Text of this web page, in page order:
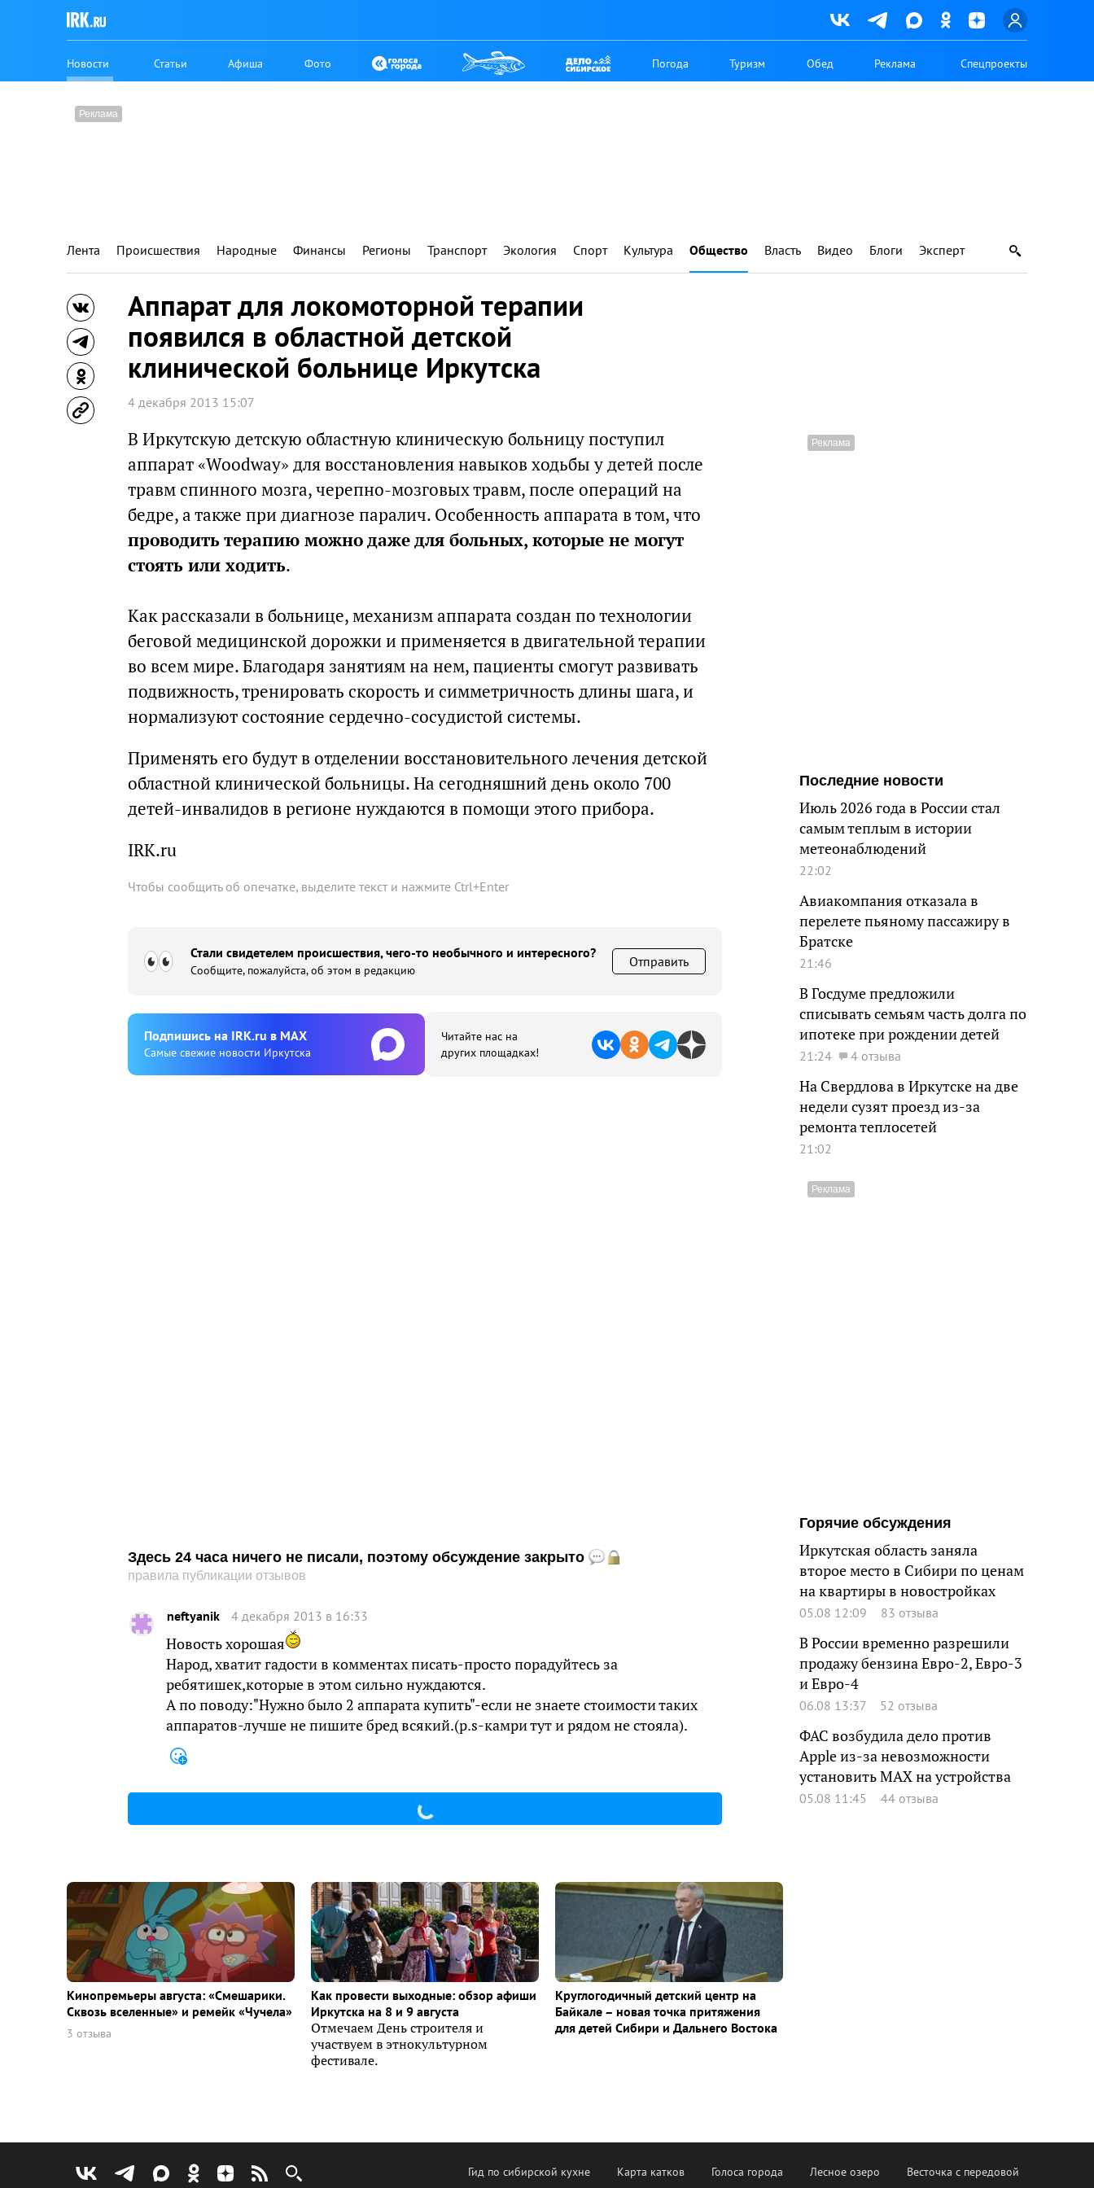
Новости Статьи Афиша Фото Погода Туризм Обед Реклама Спецпроекты
Лента Происшествия Народные Финансы Регионы Транспорт Экология Спорт Культура Общество Власть Видео Блоги Эксперт
Аппарат для локомоторной терапии
появился в областной детской
клинической больнице Иркутска
4 декабря 2013 15:07
В Иркутскую детскую областную клиническую больницу поступил
аппарат «Woodway» для восстановления навыков ходьбы у детей после
травм спинного мозга, черепно-мозговых травм, после операций на
бедре, а также при диагнозе паралич. Особенность аппарата в том, что
проводить терапию можно даже для больных, которые не могут
стоять или ходить.
Как рассказали в больнице, механизм аппарата создан по технологии
беговой медицинской дорожки и применяется в двигательной терапии
во всем мире. Благодаря занятиям на нем, пациенты смогут развивать
подвижность, тренировать скорость и симметричность длины шага, и
нормализуют состояние сердечно-сосудистой системы.
Применять его будут в отделении восстановительного лечения детской
областной клинической больницы. На сегодняшний день около 700
детей-инвалидов в регионе нуждаются в помощи этого прибора.
IRK.ru
Чтобы сообщить об опечатке, выделите текст и нажмите Ctrl+Enter
Стали свидетелем происшествия, чего-то необычного и интересного?
Сообщите, пожалуйста, об этом в редакцию
Отправить
Подпишиcь на IRK.ru в MAX
Cамые свежие новости Иркутска
Читайте нас на
других площадках!
Здесь 24 часа ничего не писали, поэтому обсуждение закрыто
правила публикации отзывов
neftyanik 4 декабря 2013 в 16:33
Новость хорошая
Народ, хватит гадости в комментах писать-просто порадуйтесь за
ребятишек,которые в этом сильно нуждаются.
А по поводу:"Нужно было 2 аппарата купить"-если не знаете стоимости таких
аппаратов-лучше не пишите бред всякий.(p.s-камри тут и рядом не стояла).
Последние новости
Июль 2026 года в России стал
самым теплым в истории
метеонаблюдений
22:02
Авиакомпания отказала в
перелете пьяному пассажиру в
Братске
21:46
В Госдуме предложили
списывать семьям часть долга по
ипотеке при рождении детей
21:24 4 отзыва
На Свердлова в Иркутске на две
недели сузят проезд из-за
ремонта теплосетей
21:02
Горячие обсуждения
Иркутская область заняла
второе место в Сибири по ценам
на квартиры в новостройках
05.08 12:09 83 отзыва
В России временно разрешили
продажу бензина Евро-2, Евро-3
и Евро-4
06.08 13:37 52 отзыва
ФАС возбудила дело против
Apple из-за невозможности
установить MAX на устройства
05.08 11:45 44 отзыва
Кинопремьеры августа: «Смешарики.
Сквозь вселенные» и ремейк «Чучела»
3 отзыва
Как провести выходные: обзор афиши
Иркутска на 8 и 9 августа
Отмечаем День строителя и
участвуем в этнокультурном
фестивале.
Круглогодичный детский центр на
Байкале – новая точка притяжения
для детей Сибири и Дальнего Востока
Гид по сибирской кухне Карта катков Голоса города Лесное озеро Весточка с передовой